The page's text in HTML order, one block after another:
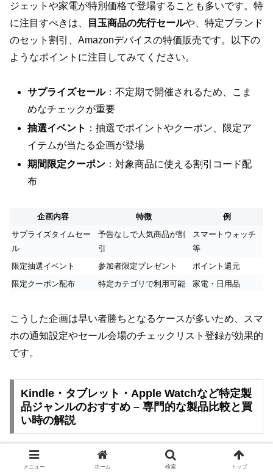
ジェットや家電が特別価格で登場することも多いです。特
に注目すべきは、
目玉商品の先行セールや、特定ブランド
のセット割引、Amazonデバイスの特価販売です。以下の
ようなポイントに注目してみてください。
サプライズセール：不定期で開催されるため、こま
めなチェックが重要
抽選イベント ：抽選でポイントやクーポン、限定ア
イテムが当たる企画が登場
期間限定クーポン ：対象商品に使える割引コード配
布
企画内容 特徴
例
サプライズタイムセー
ル
予告なしで人気商品が割
引
スマートウォッチ
等
限定抽選イベント
参加者限定プレゼント
ポイント還元
限定クーポン配布
特定カテゴリで利用可能 家電・日用品
こうした企画は早い者勝ちとなるケースが多いため、スマ
ホの通知設定やセール会場のチェックリスト登録が効果的
です。
Kindle・タブレット・Apple Watchなど特定製
品ジャンルのおすすめ – 専門的な製品比較と買
い時の解説
AmazonブラックフライデーではKindleやFireタブレッ
メニュー ホーム 検索 トップ